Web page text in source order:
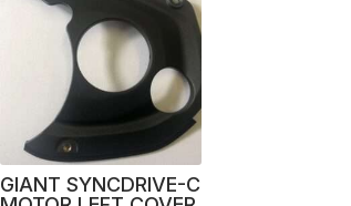
GIANT SYNCDRIVE-C